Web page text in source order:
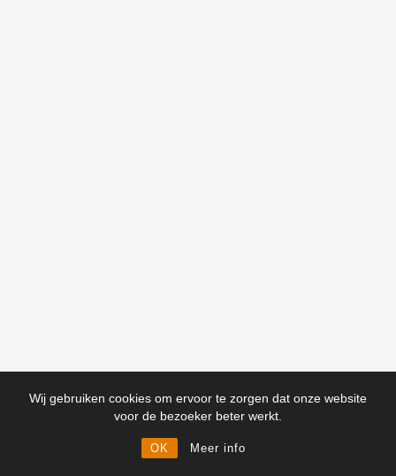
Wij gebruiken cookies om ervoor te zorgen dat onze website
voor de bezoeker beter werkt.
OK Meer info